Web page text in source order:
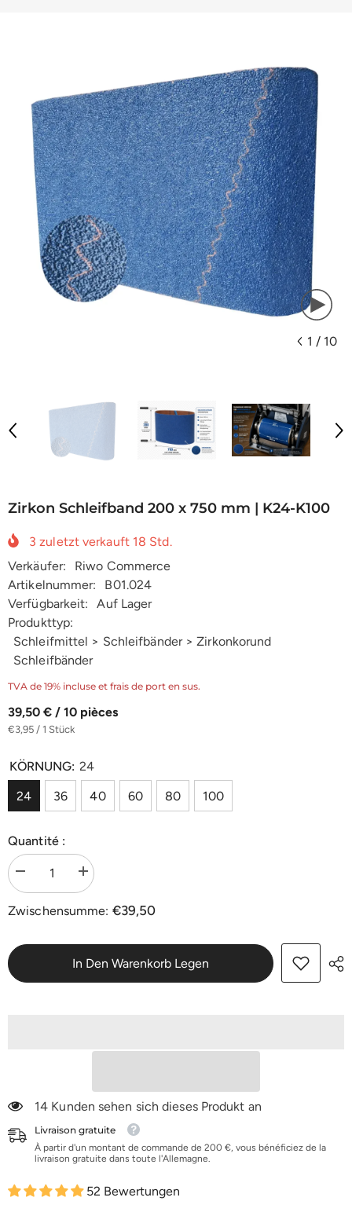
1 / 10
Zirkon Schleifband 200 x 750 mm | K24-K100
3 zuletzt verkauft 18 Std.
Verkäufer:
Riwo Commerce
Artikelnummer:
B01.024
Verfügbarkeit:
Auf Lager
Produkttyp:
Schleifmittel > Schleifbänder > Zirkonkorund
Schleifbänder
TVA de 19% incluse et frais de port en sus.
39,50 € / 10 pièces
€3,95 / 1 Stück
KÖRNUNG: 24
24
36 40 60 80 100
Quantité :
verringern
Zirkon
x
|
Menge
erhöhen
Zirkon
x
750
mm
|
Zwischensumme: €39,50
In Den Warenkorb Legen
14 Kunden sehen sich dieses Produkt an
Livraison gratuite
À partir d'un montant de commande de 200 €, vous bénéficiez de la
livraison gratuite dans toute l'Allemagne.
52 Bewertungen